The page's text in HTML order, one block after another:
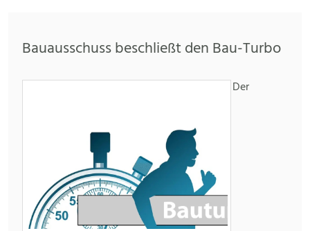
Bauausschuss beschließt den Bau-Turbo
Der